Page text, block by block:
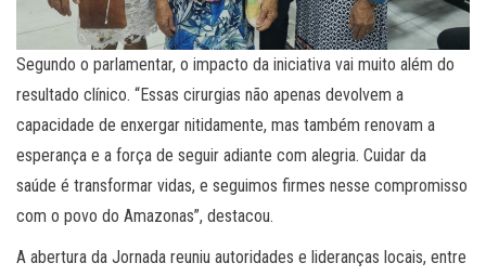
Segundo o parlamentar, o impacto da iniciativa vai muito além do
resultado clínico. “Essas cirurgias não apenas devolvem a
capacidade de enxergar nitidamente, mas também renovam a
esperança e a força de seguir adiante com alegria. Cuidar da
saúde é transformar vidas, e seguimos firmes nesse compromisso
com o povo do Amazonas”, destacou.
A abertura da Jornada reuniu autoridades e lideranças locais, entre